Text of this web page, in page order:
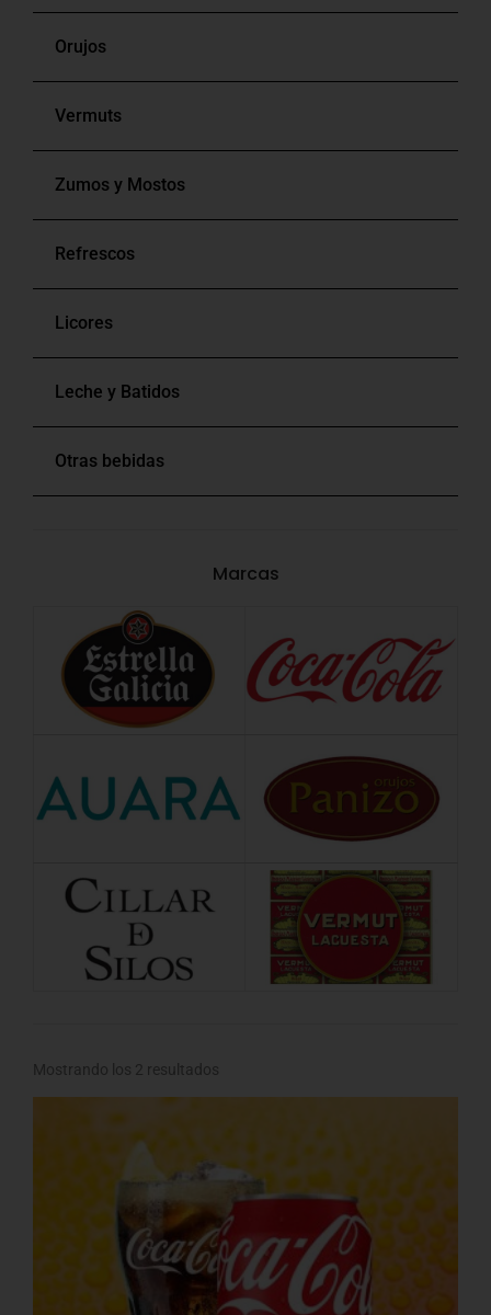
Rosados
Bag In Box
Orujos
Vermuts
Zumos y Mostos
Refrescos
Licores
Leche y Batidos
Otras bebidas
Marcas
Mostrando los 2 resultados